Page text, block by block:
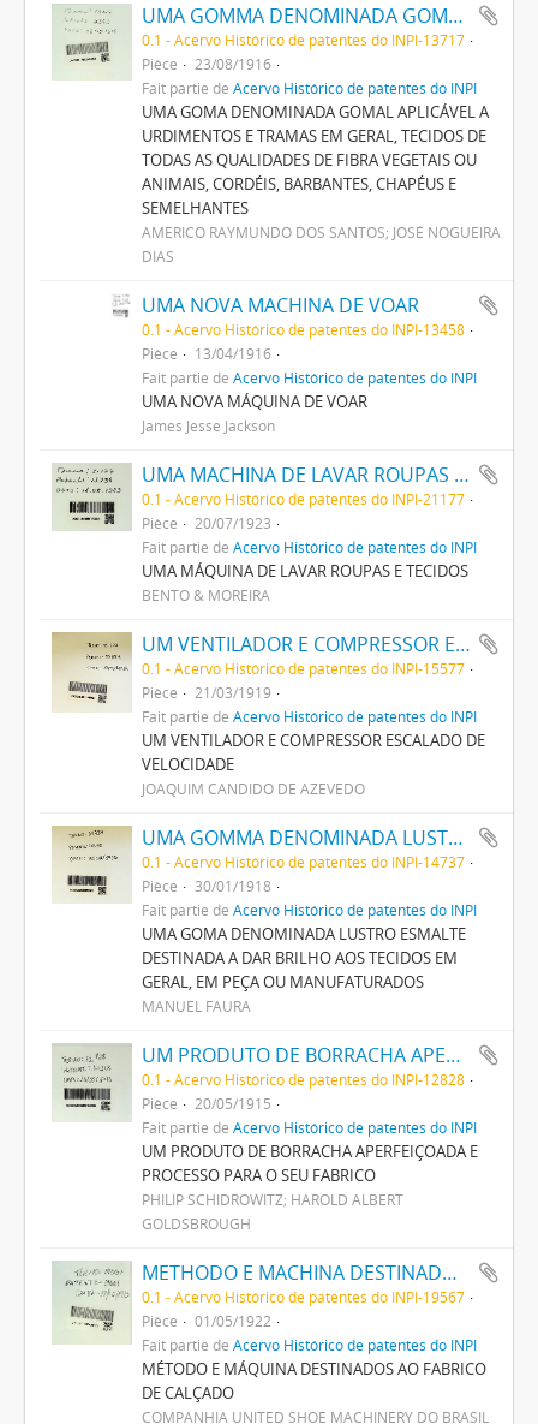
UMA GOMMA DENOMINADA GOMMAL APPLICAVEL A URDIMENTOS E TRAMAS EM GERAL, TECIDOS DE TODAS AS QUALIDADES DE FIBRA VEGETAES OU ANIMAES, CORDEIS, BARBANTES CHAPÉOS E SEMELHANTES
0.1 - Acervo Histórico de patentes do INPI-13717
Pièce
23/08/1916
Fait partie de Acervo Histórico de patentes do INPI
UMA GOMA DENOMINADA GOMAL APLICÁVEL A
URDIMENTOS E TRAMAS EM GERAL, TECIDOS DE
TODAS AS QUALIDADES DE FIBRA VEGETAIS OU
ANIMAIS, CORDÉIS, BARBANTES, CHAPÉUS E
SEMELHANTES
AMERICO RAYMUNDO DOS SANTOS; JOSÉ NOGUEIRA
DIAS
UMA NOVA MACHINA DE VOAR
0.1 - Acervo Histórico de patentes do INPI-13458
Pièce
13/04/1916
Fait partie de Acervo Histórico de patentes do INPI
UMA NOVA MÁQUINA DE VOAR
James Jesse Jackson
UMA MACHINA DE LAVAR ROUPAS E TECIDOS
0.1 - Acervo Histórico de patentes do INPI-21177
Pièce
20/07/1923
Fait partie de Acervo Histórico de patentes do INPI
UMA MÁQUINA DE LAVAR ROUPAS E TECIDOS
BENTO & MOREIRA
UM VENTILADOR E COMPRESSOR ESCALADO DE VELOCIDADE
0.1 - Acervo Histórico de patentes do INPI-15577
Pièce
21/03/1919
Fait partie de Acervo Histórico de patentes do INPI
UM VENTILADOR E COMPRESSOR ESCALADO DE
VELOCIDADE
JOAQUIM CANDIDO DE AZEVEDO
UMA GOMMA DENOMINADA LUSTRO ESMALTE DESTINADA A DAR BRILHO AOS TECIDOS EM GERAL, EM PEÇA OU MANUFATURADOS
0.1 - Acervo Histórico de patentes do INPI-14737
Pièce
30/01/1918
Fait partie de Acervo Histórico de patentes do INPI
UMA GOMA DENOMINADA LUSTRO ESMALTE
DESTINADA A DAR BRILHO AOS TECIDOS EM
GERAL, EM PEÇA OU MANUFATURADOS
MANUEL FAURA
UM PRODUTO DE BORRACHA APERFEIÇOADA E PROCESSO PARA O SEU FABRICO
0.1 - Acervo Histórico de patentes do INPI-12828
Pièce
20/05/1915
Fait partie de Acervo Histórico de patentes do INPI
UM PRODUTO DE BORRACHA APERFEIÇOADA E
PROCESSO PARA O SEU FABRICO
PHILIP SCHIDROWITZ; HAROLD ALBERT
GOLDSBROUGH
METHODO E MACHINA DESTINADOS AO FABRICO DE CALÇADO
0.1 - Acervo Histórico de patentes do INPI-19567
Pièce
01/05/1922
Fait partie de Acervo Histórico de patentes do INPI
MÉTODO E MÁQUINA DESTINADOS AO FABRICO
DE CALÇADO
COMPANHIA UNITED SHOE MACHINERY DO BRASIL